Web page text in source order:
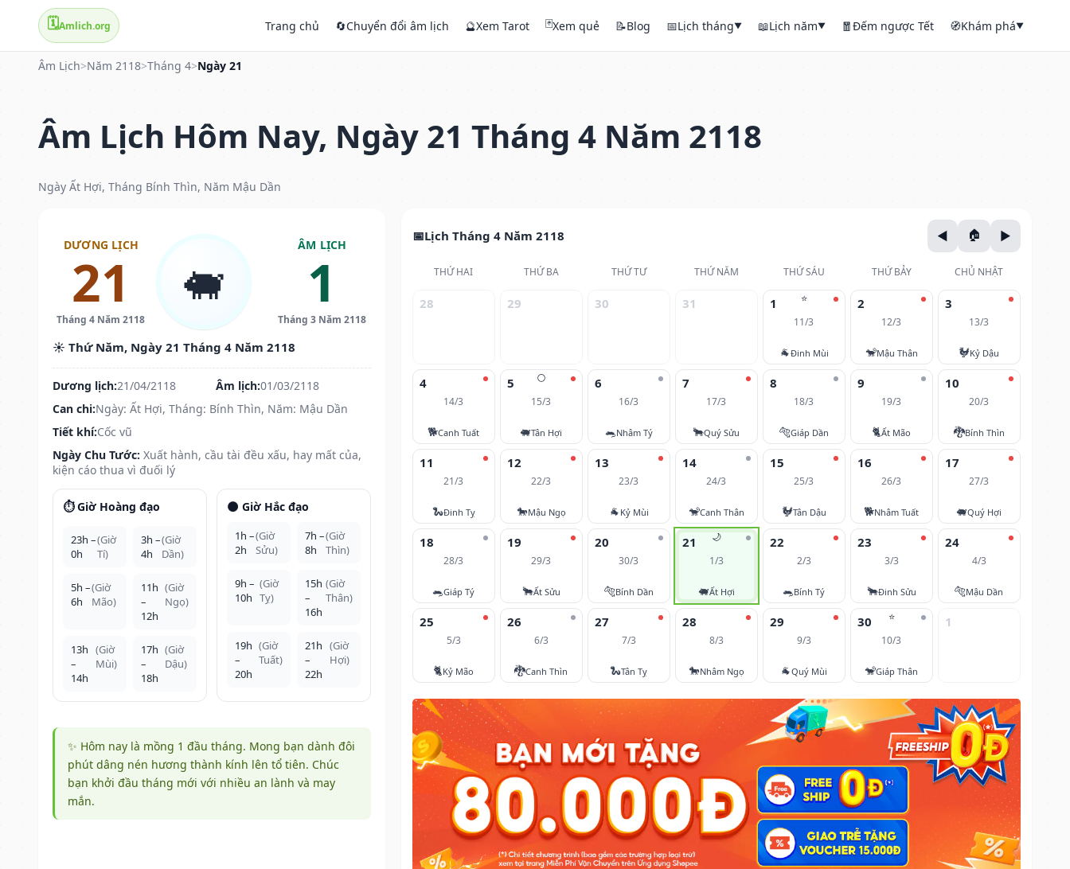
🗓️Amlich.org Trang chủ 🔄Chuyển đổi âm lịch 🔮Xem Tarot 🃏Xem quẻ 📝Blog 📅Lịch tháng▼ 📖Lịch năm▼ 🧧Đếm ngược Tết 🧭Khám phá▼
Âm Lịch>Năm 2118>Tháng 4>Ngày 21
Âm Lịch Hôm Nay, Ngày 21 Tháng 4 Năm 2118
Ngày Ất Hợi, Tháng Bính Thìn, Năm Mậu Dần
DƯƠNG LỊCH
21
Tháng 4 Năm 2118
🐖
ÂM LỊCH
1
Tháng 3 Năm 2118
☀️ Thứ Năm, Ngày 21 Tháng 4 Năm 2118
Dương lịch:21/04/2118 Âm lịch:01/03/2118
Can chi:Ngày: Ất Hợi, Tháng: Bính Thìn, Năm: Mậu Dần
Tiết khí:Cốc vũ
Ngày Chu Tước: Xuất hành, cầu tài đều xấu, hay mất của,
kiện cáo thua vì đuối lý
⏱️ Giờ Hoàng đạo
23h –
0h
(Giờ
Tí)
3h –
4h
(Giờ
Dần)
5h –
6h
(Giờ
Mão)
11h
–
12h
(Giờ
Ngọ)
13h
–
14h
(Giờ
Mùi)
17h
–
18h
(Giờ
Dậu)
🌑 Giờ Hắc đạo
1h –
2h
(Giờ
Sửu)
7h –
8h
(Giờ
Thìn)
9h –
10h
(Giờ
Tỵ)
15h
–
16h
(Giờ
Thân)
19h
–
20h
(Giờ
Tuất)
21h
–
22h
(Giờ
Hợi)
✨ Hôm nay là mồng 1 đầu tháng. Mong bạn dành đôi
phút dâng nén hương thành kính lên tổ tiên. Chúc
bạn khởi đầu tháng mới với nhiều an lành và may
mắn.
Lịch Tháng 4 Năm 2118
THỨ HAI THỨ BA THỨ TƯ THỨ NĂM THỨ SÁU THỨ BẢY CHỦ NHẬT
28 29 30 31 ⭐
1
11/3
🐐Đinh Mùi
2
12/3
🐒Mậu Thân
3
13/3
🐓Kỷ Dậu
4
14/3
🐕Canh Tuất
🌕
5
15/3
🐖Tân Hợi
6
16/3
🐀Nhâm Tý
7
17/3
🐂Quý Sửu
8
18/3
🐅Giáp Dần
9
19/3
🐈Ất Mão
10
20/3
🐉Bính Thìn
11
21/3
🐍Đinh Tỵ
12
22/3
🐎Mậu Ngọ
13
23/3
🐐 Kỷ Mùi
14
24/3
🐒Canh Thân
15
25/3
🐓Tân Dậu
16
26/3
🐕Nhâm Tuất
17
27/3
🐖Quý Hợi
18
28/3
🐀Giáp Tý
19
29/3
🐂Ất Sửu
20
30/3
🐅Bính Dần
🌙
21
1/3
🐖Ất Hợi
22
2/3
🐀Bính Tý
23
3/3
🐂Đinh Sửu
24
4/3
🐅Mậu Dần
25
5/3
🐈Kỷ Mão
26
6/3
🐉Canh Thìn
27
7/3
🐍Tân Tỵ
28
8/3
🐎Nhâm Ngọ
29
9/3
🐐Quý Mùi
⭐
30
10/3
🐒Giáp Thân
1